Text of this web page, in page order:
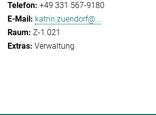
+49 331 567-9180
katrin.zuendorf@...
Z-1.021
Verwaltung